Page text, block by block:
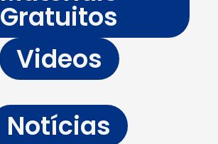
Gratuitos
Videos
Notícias